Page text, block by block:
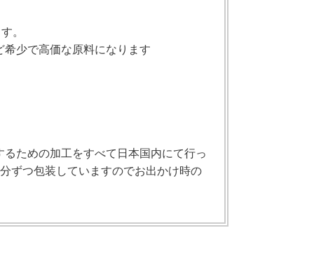
年根を使用しています。
少で高価な原料になります
ための加工をすべて日本国内にて行っ
ずつ包装していますのでお出かけ時の